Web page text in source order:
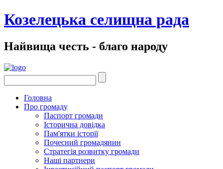
Козелецька селищна рада
Найвища честь - благо народу
Головна
Про громаду
Паспорт громади
Історична довідка
Пам'ятки історії
Почесний громадянин
Стратегія розвитку громади
Наші партнери